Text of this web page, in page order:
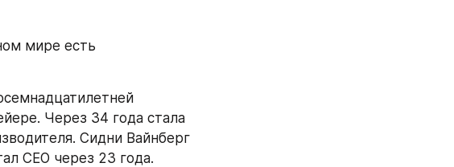
мире есть
Через 34 года стала
Сидни Вайнберг
CEO через 23 года.